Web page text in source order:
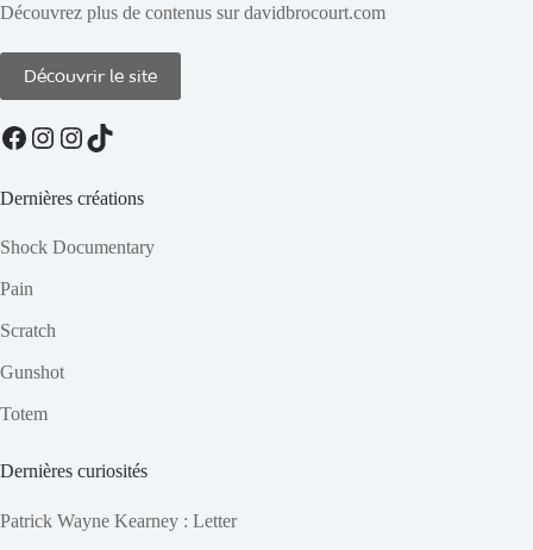
Découvrez plus de contenus sur davidbrocourt.com
Découvrir le site
Facebook
Instagram
Instagram
TikTok
Dernières créations
Shock Documentary
Pain
Scratch
Gunshot
Totem
Dernières curiosités
Patrick Wayne Kearney : Letter